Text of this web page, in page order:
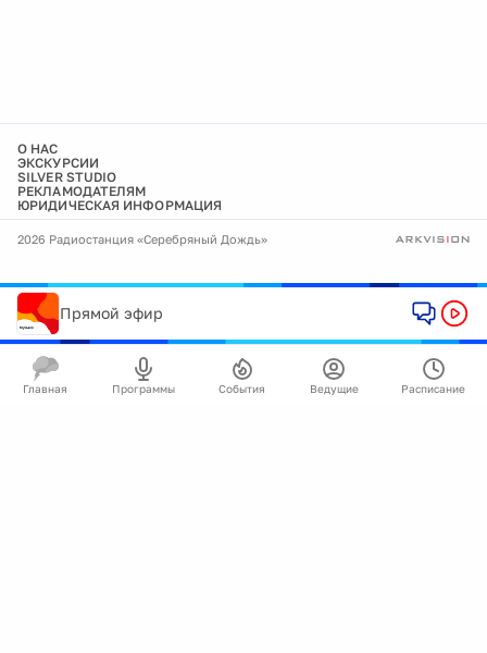
О НАС
ЭКСКУРСИИ
SILVER STUDIO
РЕКЛАМОДАТЕЛЯМ
ЮРИДИЧЕСКАЯ ИНФОРМАЦИЯ
2026 Радиостанция «Серебряный Дождь»
Прямой эфир
Главная Программы События Ведущие Расписание